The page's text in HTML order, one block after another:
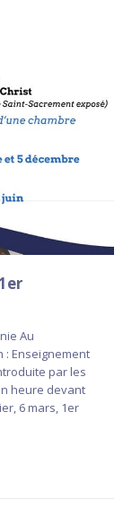
Au
: Enseignement
par les
heure devant
6 mars, 1er